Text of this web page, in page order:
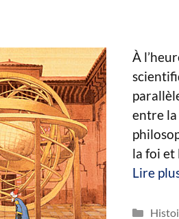
À
entre la
la foi et
Lire